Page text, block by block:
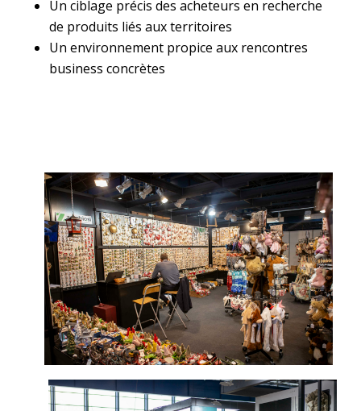
Un ciblage précis des acheteurs en recherche
de produits liés aux territoires
Un environnement propice aux rencontres
business concrètes